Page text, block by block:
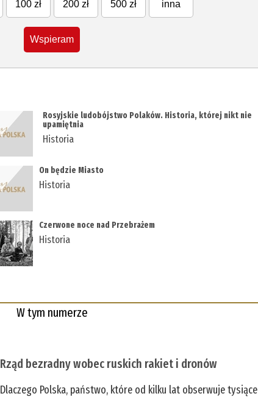
100 zł 200 zł 500 zł inna
Wspieram
Rosyjskie ludobójstwo Polaków. Historia, której nikt nie
upamiętnia
Historia
On będzie Miasto
Historia
Czerwone noce nad Przebrażem
Historia
W tym numerze
Rząd bezradny wobec ruskich rakiet i dronów
Dlaczego Polska, państwo, które od kilku lat obserwuje tysiące